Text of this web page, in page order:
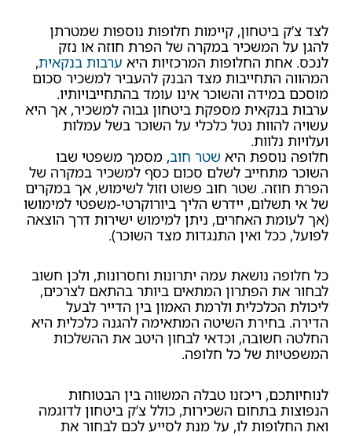
לצד צ’ק ביטחון, קיימות חלופות נוספות שמטרתן
להגן על המשכיר במקרה של הפרת חוזה או נזק
לנכס. אחת החלופות המרכזיות היא ערבות בנקאית,
המהווה התחייבות מצד הבנק להעביר למשכיר סכום
מוסכם במידה והשוכר אינו עומד בהתחייבויותיו.
ערבות בנקאית מספקת ביטחון גבוה למשכיר, אך היא
עשויה להוות נטל כלכלי על השוכר בשל עמלות
ועלויות נלוות.
חלופה נוספת היא שטר חוב, מסמך משפטי שבו
השוכר מתחייב לשלם סכום כסף למשכיר במקרה של
הפרת חוזה. שטר חוב פשוט וזול לשימוש, אך במקרים
של אי תשלום, יידרש הליך ביורוקרטי-משפטי למימושו
(אך לעומת האחרים, ניתן למימוש ישירות דרך הוצאה
לפועל, ככל ואין התנגדות מצד השוכר).
כל חלופה נושאת עמה יתרונות וחסרונות, ולכן חשוב
לבחור את הפתרון המתאים ביותר בהתאם לצרכים,
ליכולת הכלכלית ולרמת האמון בין הדייר לבעל
הדירה. בחירת השיטה המתאימה להגנה כלכלית היא
החלטה חשובה, וכדאי לבחון היטב את ההשלכות
המשפטיות של כל חלופה.
לנוחיותכם, ריכזנו טבלה המשווה בין הבטוחות
הנפוצות בתחום השכירות, כולל צ’ק ביטחון לדוגמה
ואת החלופות לו, על מנת לסייע לכם לבחור את